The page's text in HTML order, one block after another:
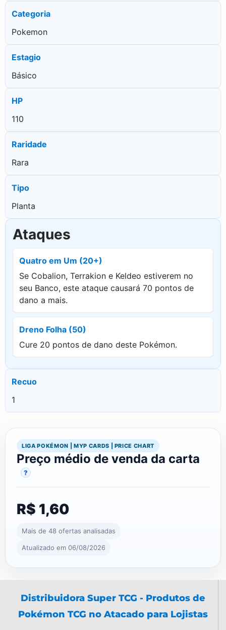
Categoria
Pokemon
Estagio
Básico
HP
110
Raridade
Rara
Tipo
Planta
Ataques
Quatro em Um (20+)
Se Cobalion, Terrakion e Keldeo estiverem no
seu Banco, este ataque causará 70 pontos de
dano a mais.
Dreno Folha (50)
Cure 20 pontos de dano deste Pokémon.
Recuo
1
LIGA POKÉMON | MYP CARDS | PRICE CHART
Preço médio de venda da carta
?
R$ 1,60
Mais de 48 ofertas analisadas
Atualizado em 06/08/2026
Distribuidora Super TCG - Produtos de
Pokémon TCG no Atacado para Lojistas